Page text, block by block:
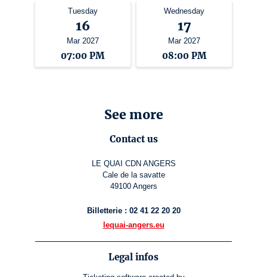
Tuesday
16
Mar 2027
07:00 PM
Wednesday
17
Mar 2027
08:00 PM
See more
Contact us
LE QUAI CDN ANGERS
Cale de la savatte
49100 Angers
Billetterie : 02 41 22 20 20
lequai-angers.eu
Legal infos